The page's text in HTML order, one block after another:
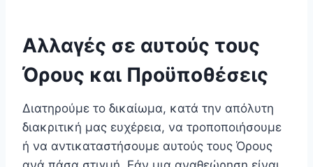
Αλλαγές σε αυτούς τους
Όρους και Προϋποθέσεις
Διατηρούμε το δικαίωμα, κατά την απόλυτη
διακριτική μας ευχέρεια, να τροποποιήσουμε
ή να αντικαταστήσουμε αυτούς τους Όρους